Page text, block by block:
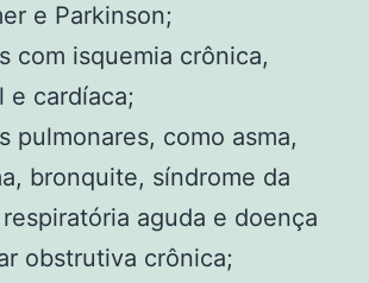
e Parkinson;
com isquemia crônica,
e cardíaca;
pulmonares, como asma,
bronquite, síndrome da
aguda e doença
obstrutiva crônica;